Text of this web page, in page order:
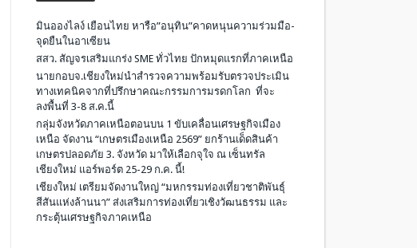
มินอองไลง์ เยือนไทย หารือ”อนุทิน”คาดหนุนความร่วมมือ-
จุดยืนในอาเซียน
สสว. สัญจรเสริมแกร่ง SME ทั่วไทย ปักหมุดแรกที่ภาคเหนือ
นายกอบจ.เชียงใหม่นำสำรวจความพร้อมรับตรวจประเมิน
ทางเทคนิคจากที่ปรึกษาคณะกรรมการมรดกโลก ที่จะ
ลงพื้นที่ 3-8 ส.ค.นี้
กลุ่มจังหวัดภาคเหนือตอนบน 1 ขับเคลื่อนเศรษฐกิจเมือง
เหนือ จัดงาน “เกษตรเมืองเหนือ 2569” ยกร้านเด็ดสินค้า
เกษตรปลอดภัย 3. จังหวัด มาให้เลือกจุใจ ณ เซ็นทรัล
เชียงใหม่ แอร์พอร์ต 25-29 ก.ค. นี้!
เชียงใหม่ เตรียมจัดงานใหญ่ “มหกรรมท่องเที่ยวชาติพันธุ์
สีสันแห่งล้านนา” ส่งเสริมการท่องเที่ยวเชิงวัฒนธรรม และ
กระตุ้นเศรษฐกิจภาคเหนือ